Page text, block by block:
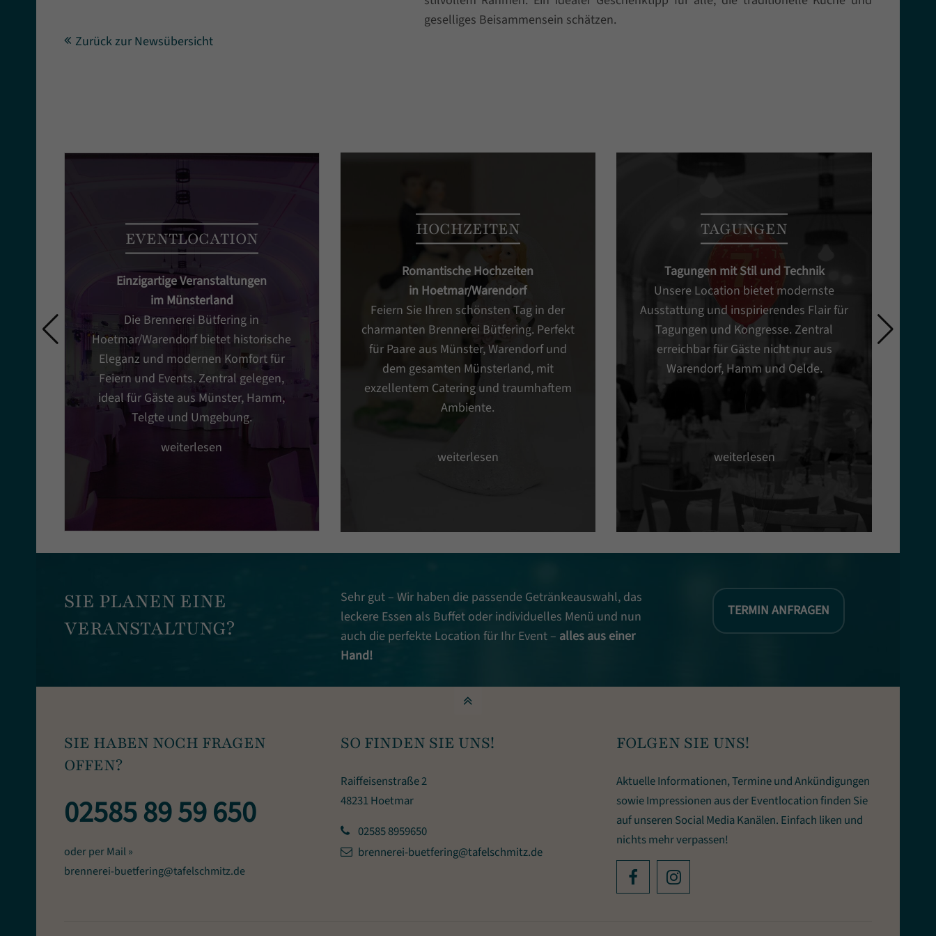
geselliges Beisammensein schätzen.
Zurück zur Newsübersicht
EVENTLOCATION
Einzigartige Veranstaltungen
im Münsterland
Die Brennerei Bütfering in
Hoetmar/Warendorf bietet historische
Eleganz und modernen Komfort für
Feiern und Events. Zentral gelegen,
ideal für Gäste aus Münster, Hamm,
Telgte und Umgebung.
weiterlesen
HOCHZEITEN
Romantische Hochzeiten
in Hoetmar/Warendorf
Feiern Sie Ihren schönsten Tag in der
charmanten Brennerei Bütfering. Perfekt
für Paare aus Münster, Warendorf und
dem gesamten Münsterland, mit
exzellentem Catering und traumhaftem
Ambiente.
weiterlesen
TAGUNGEN
Tagungen mit Stil und Technik
Unsere Location bietet modernste
Ausstattung und inspirierendes Flair für
Tagungen und Kongresse. Zentral
erreichbar für Gäste nicht nur aus
Warendorf, Hamm und Oelde.
weiterlesen
SIE PLANEN EINE
VERANSTALTUNG?
Sehr gut – Wir haben die passende Getränkeauswahl, das
leckere Essen als Buffet oder individuelles Menü und nun
auch die perfekte Location für Ihr Event – alles aus einer
Hand!
TERMIN ANFRAGEN
SIE HABEN NOCH FRAGEN
OFFEN?
02585 89 59 650
oder per Mail »
brennerei-buetfering@tafelschmitz.de
SO FINDEN SIE UNS!
Raiffeisenstraße 2
48231 Hoetmar
02585 8959650
brennerei-buetfering@tafelschmitz.de
FOLGEN SIE UNS!
Aktuelle Informationen, Termine und Ankündigungen
sowie Impressionen aus der Eventlocation finden Sie
auf unseren Social Media Kanälen. Einfach liken und
nichts mehr verpassen!